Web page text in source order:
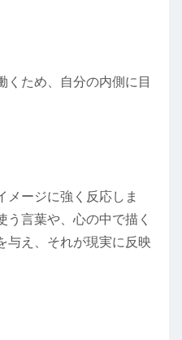
くため、自分の内側に目
メージに強く反応しま
う言葉や、心の中で描く
与え、それが現実に反映